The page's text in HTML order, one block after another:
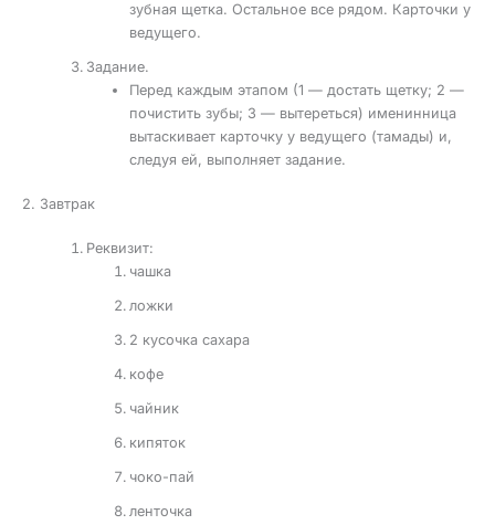
зубная щетка. Остальное все рядом. Карточки у
ведущего.
Задание.
Перед каждым этапом (1 — достать щетку; 2 —
почистить зубы; 3 — вытереться) именинница
вытаскивает карточку у ведущего (тамады) и,
следуя ей, выполняет задание.
2. Завтрак
Реквизит:
чашка
ложки
2 кусочка сахара
кофе
чайник
кипяток
чоко-пай
ленточка